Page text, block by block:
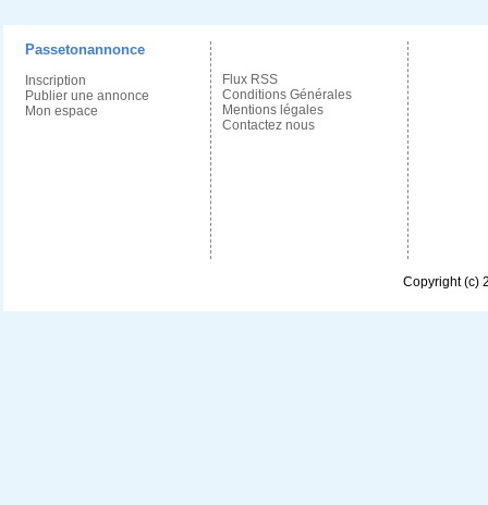
Passetonannonce
Inscription
Publier une annonce
Mon espace
Flux RSS
Conditions Générales
Mentions légales
Contactez nous
Copyright (c)